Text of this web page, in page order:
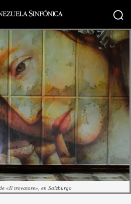
«Il trovatore», en Salzburgo